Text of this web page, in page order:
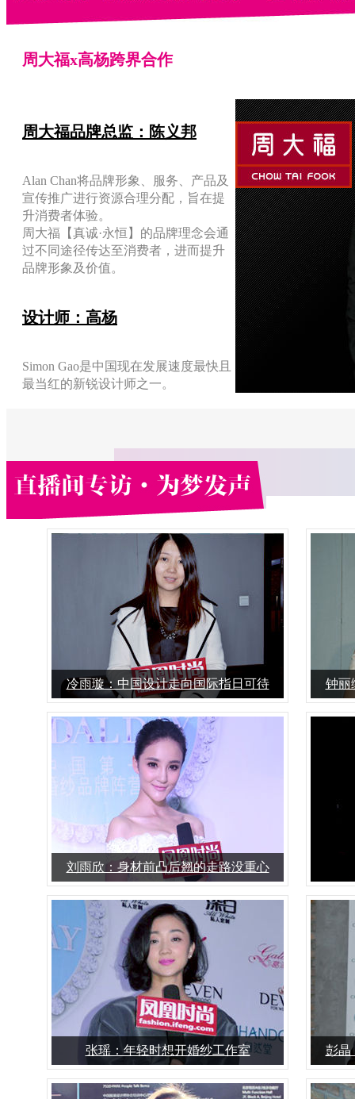
周大福x高杨跨界合作
周大福品牌总监：陈义邦
Alan Chan将品牌形象、服务、产品及
宣传推广进行资源合理分配，旨在提
升消费者体验。
周大福【真诚·永恒】的品牌理念会通
过不同途径传达至消费者，进而提升
品牌形象及价值。
设计师：高杨
Simon Gao是中国现在发展速度最快且
最当红的新锐设计师之一。
2013年春夏首度出征巴黎举办展览，
作品得到国际媒体的一致赞赏。
冷雨璇：中国设计走向国际指日可待 钟丽
刘雨欣：身材前凸后翘的走路没重心
张瑶：年轻时想开婚纱工作室 彭晶